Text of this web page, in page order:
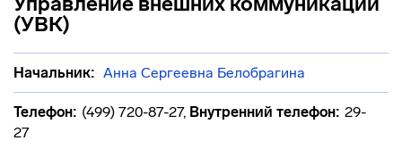
(УВК)
Начальник: Анна Сергеевна Белобрагина
Телефон: (499) 720-87-27, Внутренний телефон: 29-
27